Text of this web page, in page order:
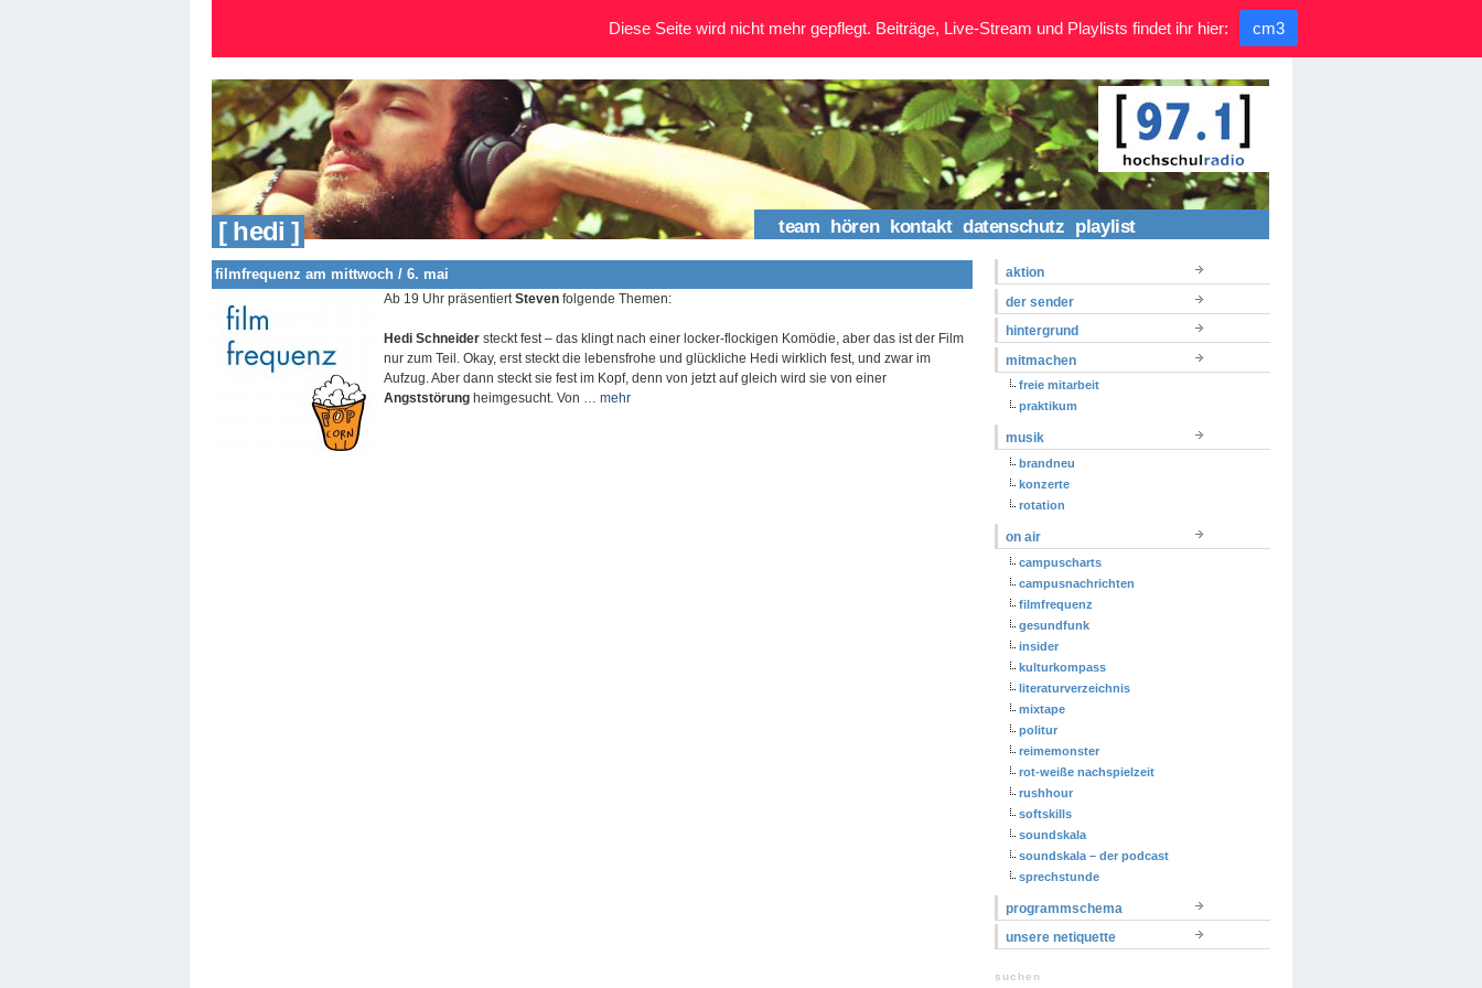
[ hedi ] team hören kontakt datenschutz playlist
filmfrequenz am mittwoch / 6. mai
Ab 19 Uhr präsentiert Steven folgende Themen:
Hedi Schneider steckt fest – das klingt nach einer locker-flockigen Komödie, aber das ist der Film
nur zum Teil. Okay, erst steckt die lebensfrohe und glückliche Hedi wirklich fest, und zwar im
Aufzug. Aber dann steckt sie fest im Kopf, denn von jetzt auf gleich wird sie von einer
Angststörung heimgesucht. Von … mehr
aktion
der sender
hintergrund
mitmachen
freie mitarbeit
praktikum
musik
brandneu
konzerte
rotation
on air
campuscharts
campusnachrichten
filmfrequenz
gesundfunk
insider
kulturkompass
literaturverzeichnis
mixtape
politur
reimemonster
rot-weiße nachspielzeit
rushhour
softskills
soundskala
soundskala – der podcast
sprechstunde
programmschema
unsere netiquette
suchen
Diese Seite wird nicht mehr gepflegt. Beiträge, Live-Stream und Playlists findet ihr hier: cm3